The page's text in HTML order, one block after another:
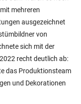
mehreren
ausgezeichnet
von
sich mit der
recht deutlich ab:
das Produktionsteam
und Dekorationen